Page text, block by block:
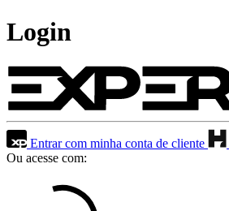
Login
Entrar com minha conta de cliente
Ou acesse com: